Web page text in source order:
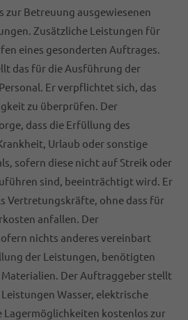
zur Betreuung ausgewiesenen
Zusätzliche Leistungen für
eines gesonderten Auftrages.
das für die Ausführung der
Er verpflichtet sich, das
zu überprüfen. Der
dass die Erfüllung des
Urlaub oder sonstige
sofern diese nicht auf Streik oder
sind, beeinträchtigt wird. Er
Vertretungskräfte, ohne dass für
anfallen. Der
nichts anderes vereinbart
der Leistungen, benötigten
Materialien. Der Auftraggeber stellt
Wasser, elektrische
Lagermöglichkeiten kostenlos zur